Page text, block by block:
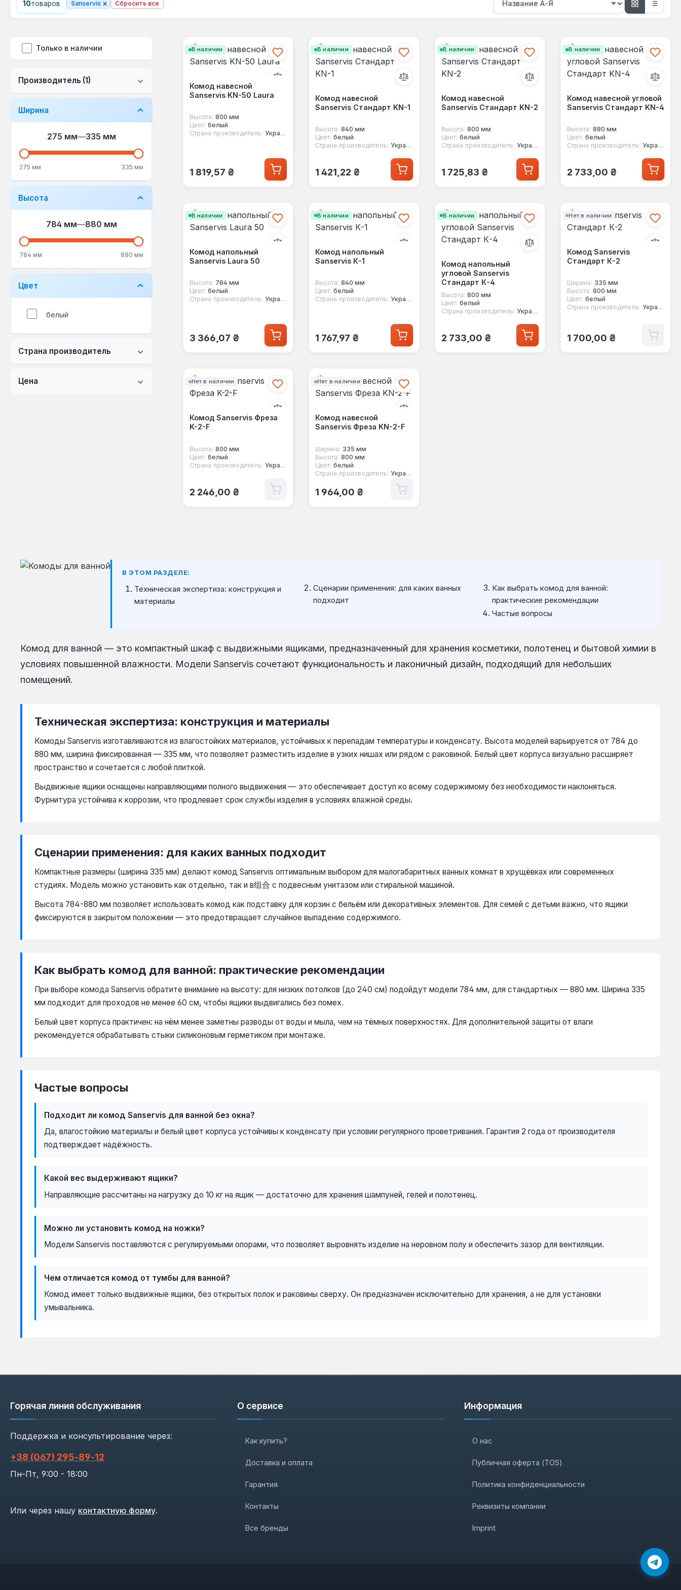
10товаров Sanservis × Сбросить все
Только в наличии
Производитель (1)
Ширина
275 мм—335 мм
275 мм 335 мм
Высота
784 мм—880 мм
784 мм 880 мм
Цвет
белый
Страна производитель
Цена
В наличии
Комод навесной
Sanservis KN-50 Laura
Высота: 800 мм
Цвет: белый
Страна производитель: Украина
Обычная цена:
1 819,57 ₴
В наличии
Комод навесной
Sanservis Стандарт KN-1
Высота: 840 мм
Цвет: белый
Страна производитель: Украина
Обычная цена:
1 421,22 ₴
В наличии
Комод навесной
Sanservis Стандарт KN-2
Высота: 800 мм
Цвет: белый
Страна производитель: Украина
Обычная цена:
1 725,83 ₴
В наличии
Комод навесной угловой
Sanservis Стандарт KN-4
Высота: 880 мм
Цвет: белый
Страна производитель: Украина
Обычная цена:
2 733,00 ₴
В наличии
Комод напольный
Sanservis Laura 50
Высота: 784 мм
Цвет: белый
Страна производитель: Украина
Обычная цена:
3 366,07 ₴
В наличии
Комод напольный
Sanservis К-1
Высота: 840 мм
Цвет: белый
Страна производитель: Украина
Обычная цена:
1 767,97 ₴
В наличии
Комод напольный
угловой Sanservis
Стандарт К-4
Высота: 800 мм
Цвет: белый
Страна производитель: Украина
Обычная цена:
2 733,00 ₴
Нет в наличии
Комод Sanservis
Стандарт К-2
Ширина: 335 мм
Высота: 800 мм
Цвет: белый
Страна производитель: Украина
Обычная цена:
1 700,00 ₴
Нет в наличии
Комод Sanservis Фреза
K-2-F
Высота: 800 мм
Цвет: белый
Страна производитель: Украина
Обычная цена:
2 246,00 ₴
Нет в наличии
Комод навесной
Sanservis Фреза KN-2-F
Ширина: 335 мм
Высота: 800 мм
Цвет: белый
Страна производитель: Украина
Обычная цена:
1 964,00 ₴
В ЭТОМ РАЗДЕЛЕ:
Техническая экспертиза: конструкция и
материалы
Сценарии применения: для каких ванных
подходит
Как выбрать комод для ванной:
практические рекомендации
Частые вопросы
Комод для ванной — это компактный шкаф с выдвижными ящиками, предназначенный для хранения косметики, полотенец и бытовой химии в
условиях повышенной влажности. Модели Sanservis сочетают функциональность и лаконичный дизайн, подходящий для небольших
помещений.
Техническая экспертиза: конструкция и материалы
Комоды Sanservis изготавливаются из влагостойких материалов, устойчивых к перепадам температуры и конденсату. Высота моделей варьируется от 784 до
880 мм, ширина фиксированная — 335 мм, что позволяет разместить изделие в узких нишах или рядом с раковиной. Белый цвет корпуса визуально расширяет
пространство и сочетается с любой плиткой.
Выдвижные ящики оснащены направляющими полного выдвижения — это обеспечивает доступ ко всему содержимому без необходимости наклоняться.
Фурнитура устойчива к коррозии, что продлевает срок службы изделия в условиях влажной среды.
Сценарии применения: для каких ванных подходит
Компактные размеры (ширина 335 мм) делают комод Sanservis оптимальным выбором для малогабаритных ванных комнат в хрущёвках или современных
студиях. Модель можно установить как отдельно, так и в组合 с подвесным унитазом или стиральной машиной.
Высота 784-880 мм позволяет использовать комод как подставку для корзин с бельём или декоративных элементов. Для семей с детьми важно, что ящики
фиксируются в закрытом положении — это предотвращает случайное выпадение содержимого.
Как выбрать комод для ванной: практические рекомендации
При выборе комода Sanservis обратите внимание на высоту: для низких потолков (до 240 см) подойдут модели 784 мм, для стандартных — 880 мм. Ширина 335
мм подходит для проходов не менее 60 см, чтобы ящики выдвигались без помех.
Белый цвет корпуса практичен: на нём менее заметны разводы от воды и мыла, чем на тёмных поверхностях. Для дополнительной защиты от влаги
рекомендуется обрабатывать стыки силиконовым герметиком при монтаже.
Частые вопросы
Подходит ли комод Sanservis для ванной без окна?
Да, влагостойкие материалы и белый цвет корпуса устойчивы к конденсату при условии регулярного проветривания. Гарантия 2 года от производителя
подтверждает надёжность.
Какой вес выдерживают ящики?
Направляющие рассчитаны на нагрузку до 10 кг на ящик — достаточно для хранения шампуней, гелей и полотенец.
Можно ли установить комод на ножки?
Модели Sanservis поставляются с регулируемыми опорами, что позволяет выровнять изделие на неровном полу и обеспечить зазор для вентиляции.
Чем отличается комод от тумбы для ванной?
Комод имеет только выдвижные ящики, без открытых полок и раковины сверху. Он предназначен исключительно для хранения, а не для установки
умывальника.
Горячая линия обслуживания
Поддержка и консультирование через:
+38 (067) 295‑89‑12
Пн-Пт, 9:00 - 18:00
Или через нашу контактную форму.
О сервисе
Как купить?
Доставка и оплата
Гарантия
Контакты
Все бренды
Информация
О нас
Публичная оферта (TOS)
Политика конфиденциальности
Реквизиты компании
Imprint